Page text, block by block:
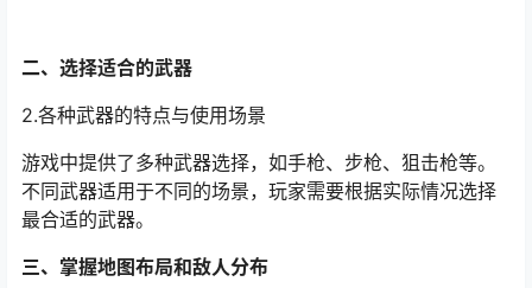
二、选择适合的武器
2.各种武器的特点与使用场景
游戏中提供了多种武器选择，如手枪、步枪、狙击枪等。
不同武器适用于不同的场景，玩家需要根据实际情况选择
最合适的武器。
三、掌握地图布局和敌人分布